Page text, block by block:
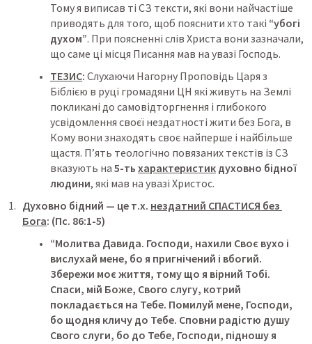
Тому я виписав ті СЗ тексти, які вони найчастіше
приводять для того, щоб пояснити хто такі “убогі
духом”. При поясненні слів Христа вони зазначали,
що саме ці місця Писання мав на увазі Господь.
ТЕЗИС: Слухаючи Нагорну Проповідь Царя з
Біблією в руці громадяни ЦН які живуть на Землі
покликані до самовідторгнення і глибокого
усвідомлення своєї нездатності жити без Бога, в
Кому вони знаходять своє найперше і найбільше
щастя. П’ять теологічно повязаних текстів із СЗ
вказують на 5-ть характеристик духовно бідної
людини, які мав на увазі Христос.
Духовно бідний — це т.х. нездатний СПАСТИСЯ без
Бога: (Пс. 86:1-5)
“Молитва Давида. Господи, нахили Своє вухо і
вислухай мене, бо я пригнічений і вбогий.
Збережи моє життя, тому що я вірний Тобі.
Спаси, мій Боже, Свого слугу, котрий
покладається на Тебе. Помилуй мене, Господи,
бо щодня кличу до Тебе. Сповни радістю душу
Свого слуги, бо до Тебе, Господи, підношу я